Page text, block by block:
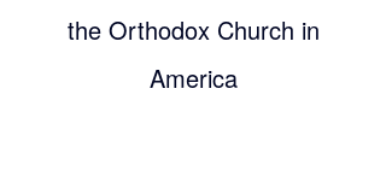
the Orthodox Church in
America